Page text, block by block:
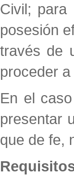
Civil; para
posesión
través de
proceder
En el
presentar
que de fe,